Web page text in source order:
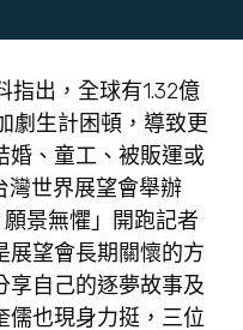
指出，全球有1.32億
劇生計困頓，導致更
婚、童工、被販運或
灣世界展望會舉辦
願景無懼 」開跑記者
展望會長期關懷的方
享自己的逐夢故事及
儒也現身力挺，三位